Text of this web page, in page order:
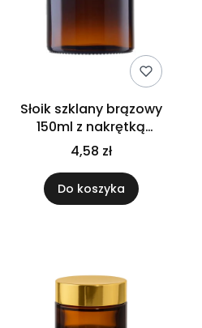
Słoik szklany brązowy
150ml z nakrętką
plastikową
4,58 zł
Do koszyka